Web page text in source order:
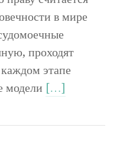
в мире
проходят
этапе
модели […]